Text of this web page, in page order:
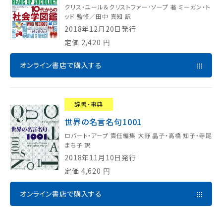
クリス・ユール＆クリストファー･ソープ 著 ミーガン・ト
ッド 監修／田中 真知 訳
2018年12月20日発行
定価 2,420 円
オンライン書店で購入する
辞書・事典
世界の名言名句1001
ロバート・アープ 責任編集 大野 晶子・高橋 知子・寺尾
まち子 訳
2018年11月10日発行
定価 4,620 円
オンライン書店で購入する